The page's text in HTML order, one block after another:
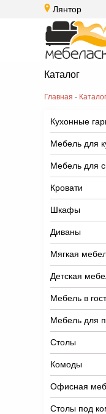
Лянтор
Каталог
Главная - Каталог
Кухонные
Мебель для
Мебель для
Кровати
Шкафы
Диваны
Мягкая
Детская
Мебель в
Мебель для
Столы
Комоды
Офисная
Столы под